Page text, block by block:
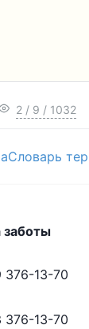
2 / 9 / 1032
Словарь
376-13-70
376-13-70